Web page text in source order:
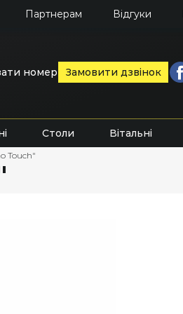
Партнерам Відгуки
номер Замовити дзвінок
Столи Вітальні
Touch"